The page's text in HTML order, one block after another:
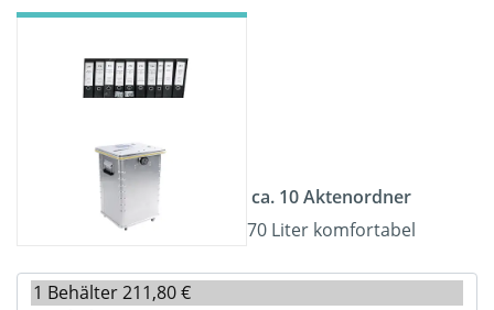
ca. 10 Aktenordner
70 Liter komfortabel